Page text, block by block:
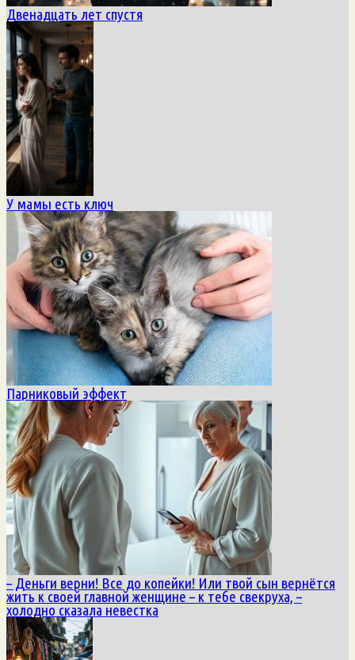
Двенадцать лет спустя
У мамы есть ключ
Парниковый эффект
– Деньги верни! Все до копейки! Или твой сын вернётся
жить к своей главной женщине – к тебе свекруха, –
холодно сказала невестка